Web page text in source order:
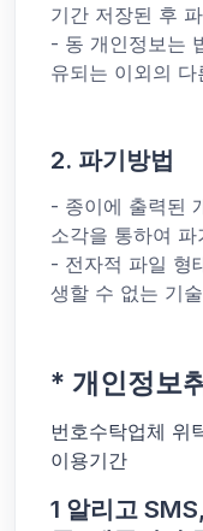
기간 저장된 후
- 동 개인정보는
유되는 이외의
2. 파기방법
- 종이에 출력된
소각을 통하여 파
- 전자적 파일 형
생할 수 없는 기
* 개인정보
번호수탁업체 위
이용기간
1 알리고